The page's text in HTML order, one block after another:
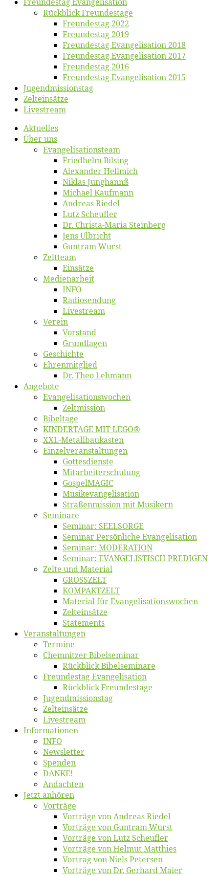
Rück­blick Freundestage
Freun­des­tag 2022
Freun­des­tag 2019
Freun­des­tag Evan­ge­li­sa­ti­on 2018
Freun­des­tag Evan­ge­li­sa­ti­on 2017
Freun­des­tag 2016
Freun­des­tag Evan­ge­li­sa­ti­on 2015
Jugend­mis­sions­tag
Zelt­ein­sät­ze
Live­stream
Ak­tu­el­les
Über uns
Evangelisa­tions­team
Fried­helm Bilsing
Alex­an­der Hellmich
Ni­klas Junghannß
Mi­cha­el Kaufmann
An­dre­as Riedel
Lutz Scheuf­ler
Dr. Chris­­ta-Ma­ria Steinberg
Jens Ulb­richt
Gun­tram Wurst
Zelt­team
Ein­sät­ze
Me­di­en­ar­beit
INFO
Ra­dio­sen­dung
Live­stream
Ver­ein
Vor­stand
Grund­la­gen
Ge­schich­te
Eh­ren­mit­glied
Dr. Theo Lehmann
An­ge­bo­te
Evangelisa­tions­wo­chen
Zelt­mis­si­on
Bi­bel­ta­ge
KINDERTAGE MIT LEGO®
XXL-Me­­tal­l­­bau­­kas­­ten
Einzelver­an­stal­tungen
Got­tes­diens­te
Mitarbeiter­schulung
Gos­pel­MA­GIC
Musikevan­ge­li­sa­tion
Straßenmis­sion mit Musikern
Se­mi­na­re
Se­mi­nar: SEELSORGE
Se­mi­nar Per­sön­li­che Evangelisation
Se­mi­nar: MODERATION
Se­mi­nar: EVANGELISTISCH PREDIGEN
Zel­te und Material
GROSSZELT
KOMPAKTZELT
Ma­te­ri­al für Evangelisationswochen
Zelt­ein­sät­ze
State­ments
Ver­an­stal­tun­gen
Ter­mi­ne
Chemnit­zer Bibelseminar
Rück­blick Bibelseminare
Freun­des­tag Evangelisation
Rück­blick Freundestage
Jugend­mis­sions­tag
Zelt­ein­sät­ze
Live­stream
Informatio­nen
INFO
News­let­ter
Spen­den
DANKE!
An­dach­ten
Jetzt an­hö­ren
Vor­trä­ge
Vor­trä­ge von An­dre­as Riedel
Vor­trä­ge von Gun­tram Wurst
Vor­trä­ge von Lutz Scheufler
Vor­trä­ge von Hel­mut Matthies
Vor­trag von Niels Petersen
Vor­trä­ge von Dr. Ger­hard Maier